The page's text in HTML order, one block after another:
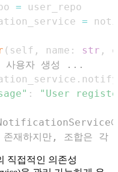
=
=
( self , name : str ,
용자 생성 ...
.
: "User
재하지만, 조합은 각
직접적인 의존성